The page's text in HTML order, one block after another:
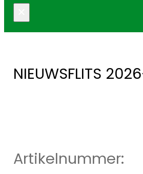
NIEUWSFLITS
Artikelnummer: